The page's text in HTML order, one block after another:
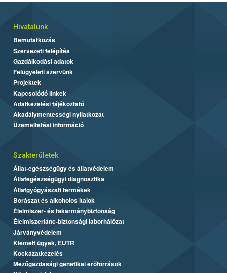
Hivatalunk
Bemutatkozás
Szervezeti felépítés
Gazdálkodási adatok
Felügyeleti szervünk
Projektek
Kapcsolódó linkek
Adatkezelési tájékoztató
Akadálymentességi nyilatkozat
Üzemeltetési információ
Szakterületek
Állat-egészségügy és állatvédelem
Állategészségügyi diagnosztika
Állatgyógyászati termékek
Borászat és alkoholos italok
Élelmiszer- és takarmánybiztonság
Élelmiszerlánc-biztonsági laborhálózat
Járványvédelem
Kiemelt ügyek, EUTR
Kockázatkezelés
Mezőgazdasági genetikai erőforrások